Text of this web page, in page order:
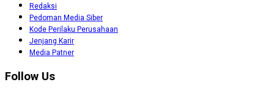
Redaksi
Pedoman Media Siber
Kode Perilaku Perusahaan
Jenjang Karir
Media Patner
Follow Us